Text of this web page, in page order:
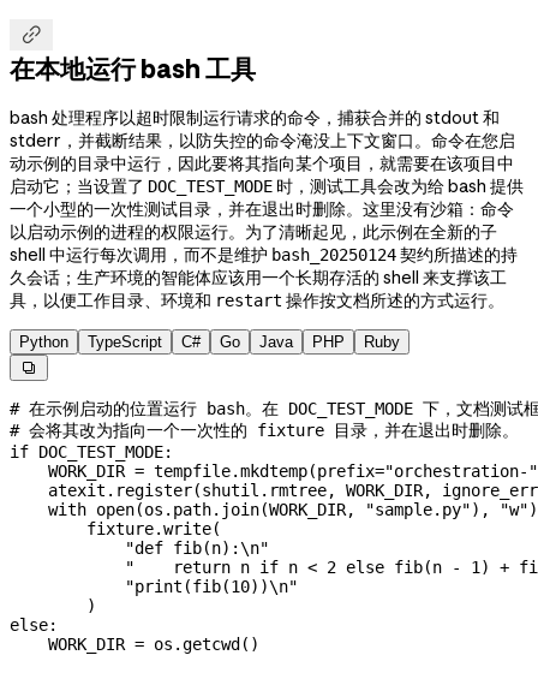

在本地运行 bash 工具
bash 处理程序以超时限制运行请求的命令，捕获合并的 stdout 和
stderr，并截断结果，以防失控的命令淹没上下文窗口。命令在您启
动示例的目录中运行，因此要将其指向某个项目，就需要在该项目中
启动它；当设置了 DOC_TEST_MODE 时，测试工具会改为给 bash 提供
一个小型的一次性测试目录，并在退出时删除。这里没有沙箱：命令
以启动示例的进程的权限运行。为了清晰起见，此示例在全新的子
shell 中运行每次调用，而不是维护 bash_20250124契约所描述的持
久会话；生产环境的智能体应该用一个长期存活的 shell 来支撑该工
具，以便工作目录、环境和 restart 操作按文档所述的方式运行。
Python TypeScript C# Go Java PHP Ruby

# 在示例启动的位置运行 bash。在 DOC_TEST_MODE 下，文档测试
# 会将其改为指向一个一次性的 fixture 目录，并在退出时删除。
if DOC_TEST_MODE:
    WORK_DIR
= tempfile.mkdtemp(prefix="orchestration-"
    atexit.register(shutil.rmtree,
WORK_DIR,
    with
open(os.path.join(WORK_DIR, "sample.py"), "w"
        fixture.write(
            "def fib(n):
\n"
"    return n if n < 2 else fib(n - 1) +
            "print(fib(10))
\n"
        )
else:
    WORK_DIR
= os.getcwd()